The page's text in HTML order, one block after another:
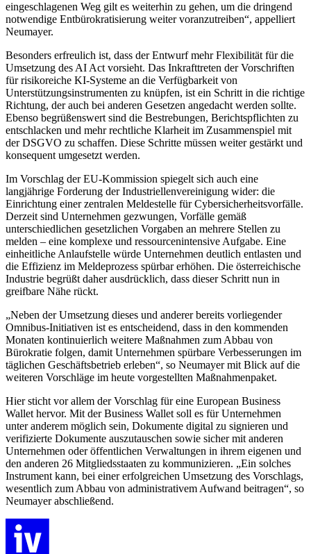
eingeschlagenen Weg gilt es weiterhin zu gehen, um die dringend
notwendige Entbürokratisierung weiter voranzutreiben“, appelliert
Neumayer.
Besonders erfreulich ist, dass der Entwurf mehr Flexibilität für die
Umsetzung des AI Act vorsieht. Das Inkrafttreten der Vorschriften
für risikoreiche KI-Systeme an die Verfügbarkeit von
Unterstützungsinstrumenten zu knüpfen, ist ein Schritt in die richtige
Richtung, der auch bei anderen Gesetzen angedacht werden sollte.
Ebenso begrüßenswert sind die Bestrebungen, Berichtspflichten zu
entschlacken und mehr rechtliche Klarheit im Zusammenspiel mit
der DSGVO zu schaffen. Diese Schritte müssen weiter gestärkt und
konsequent umgesetzt werden.
Im Vorschlag der EU-Kommission spiegelt sich auch eine
langjährige Forderung der Industriellenvereinigung wider: die
Einrichtung einer zentralen Meldestelle für Cybersicherheitsvorfälle.
Derzeit sind Unternehmen gezwungen, Vorfälle gemäß
unterschiedlichen gesetzlichen Vorgaben an mehrere Stellen zu
melden – eine komplexe und ressourcenintensive Aufgabe. Eine
einheitliche Anlaufstelle würde Unternehmen deutlich entlasten und
die Effizienz im Meldeprozess spürbar erhöhen. Die österreichische
Industrie begrüßt daher ausdrücklich, dass dieser Schritt nun in
greifbare Nähe rückt.
„Neben der Umsetzung dieses und anderer bereits vorliegender
Omnibus-Initiativen ist es entscheidend, dass in den kommenden
Monaten kontinuierlich weitere Maßnahmen zum Abbau von
Bürokratie folgen, damit Unternehmen spürbare Verbesserungen im
täglichen Geschäftsbetrieb erleben“, so Neumayer mit Blick auf die
weiteren Vorschläge im heute vorgestellten Maßnahmenpaket.
Hier sticht vor allem der Vorschlag für eine European Business
Wallet hervor. Mit der Business Wallet soll es für Unternehmen
unter anderem möglich sein, Dokumente digital zu signieren und
verifizierte Dokumente auszutauschen sowie sicher mit anderen
Unternehmen oder öffentlichen Verwaltungen in ihrem eigenen und
den anderen 26 Mitgliedsstaaten zu kommunizieren. „Ein solches
Instrument kann, bei einer erfolgreichen Umsetzung des Vorschlags,
wesentlich zum Abbau von administrativem Aufwand beitragen“, so
Neumayer abschließend.